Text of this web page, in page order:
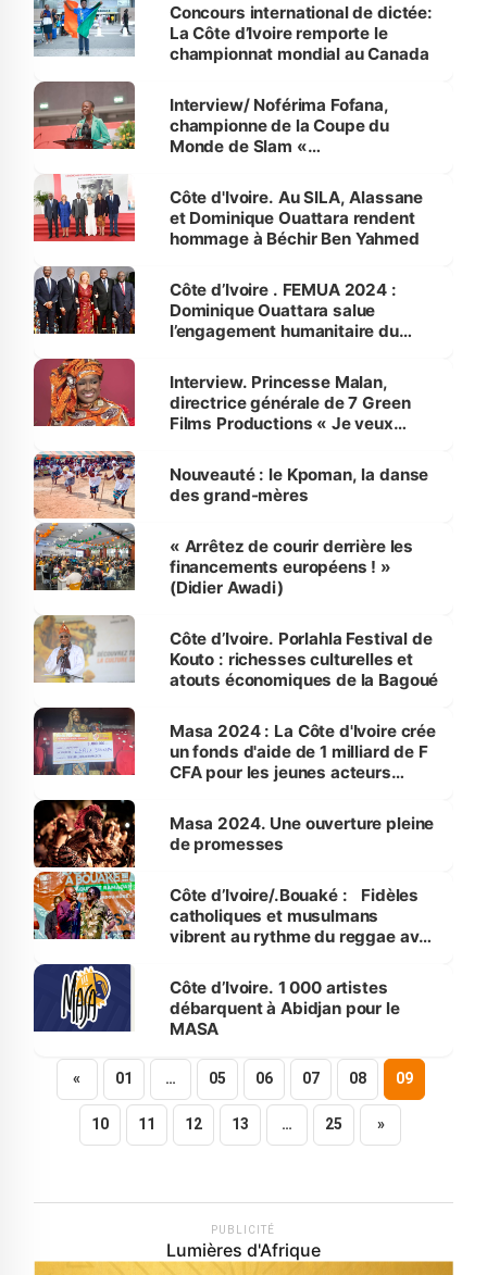
Concours international de dictée:
La Côte d’Ivoire remporte le
championnat mondial au Canada
Interview/ Noférima Fofana,
championne de la Coupe du
Monde de Slam «
crédibilise mon travail »
Côte d'Ivoire. Au SILA, Alassane
et Dominique Ouattara rendent
hommage à Béchir Ben Yahmed
Côte d’Ivoire . FEMUA 2024 :
Dominique Ouattara salue
l’engagement humanitaire du
Interview. Princesse Malan,
directrice générale de 7 Green
Films Productions « Je veux
commerce de Beverly Hills à la
Côte d’Ivoire »
Nouveauté : le Kpoman, la danse
des grand-mères
« Arrêtez de courir derrière les
financements européens ! »
(Didier Awadi)
Côte d’Ivoire. Porlahla Festival de
Kouto : richesses culturelles et
atouts économiques de la Bagoué
Masa 2024 : La Côte d'Ivoire crée
un fonds d'aide de 1 milliard de F
CFA pour les jeunes acteurs
Masa 2024. Une ouverture pleine
de promesses
Côte d’Ivoire/.Bouaké : Fidèles
catholiques et musulmans
vibrent au rythme du reggae avec
Côte d’Ivoire. 1 000 artistes
débarquent à Abidjan pour le
MASA
« 01 … 05 06 07 08 09
10 11 12 13 … 25 »
PUBLICITÉ
Lumières d'Afrique